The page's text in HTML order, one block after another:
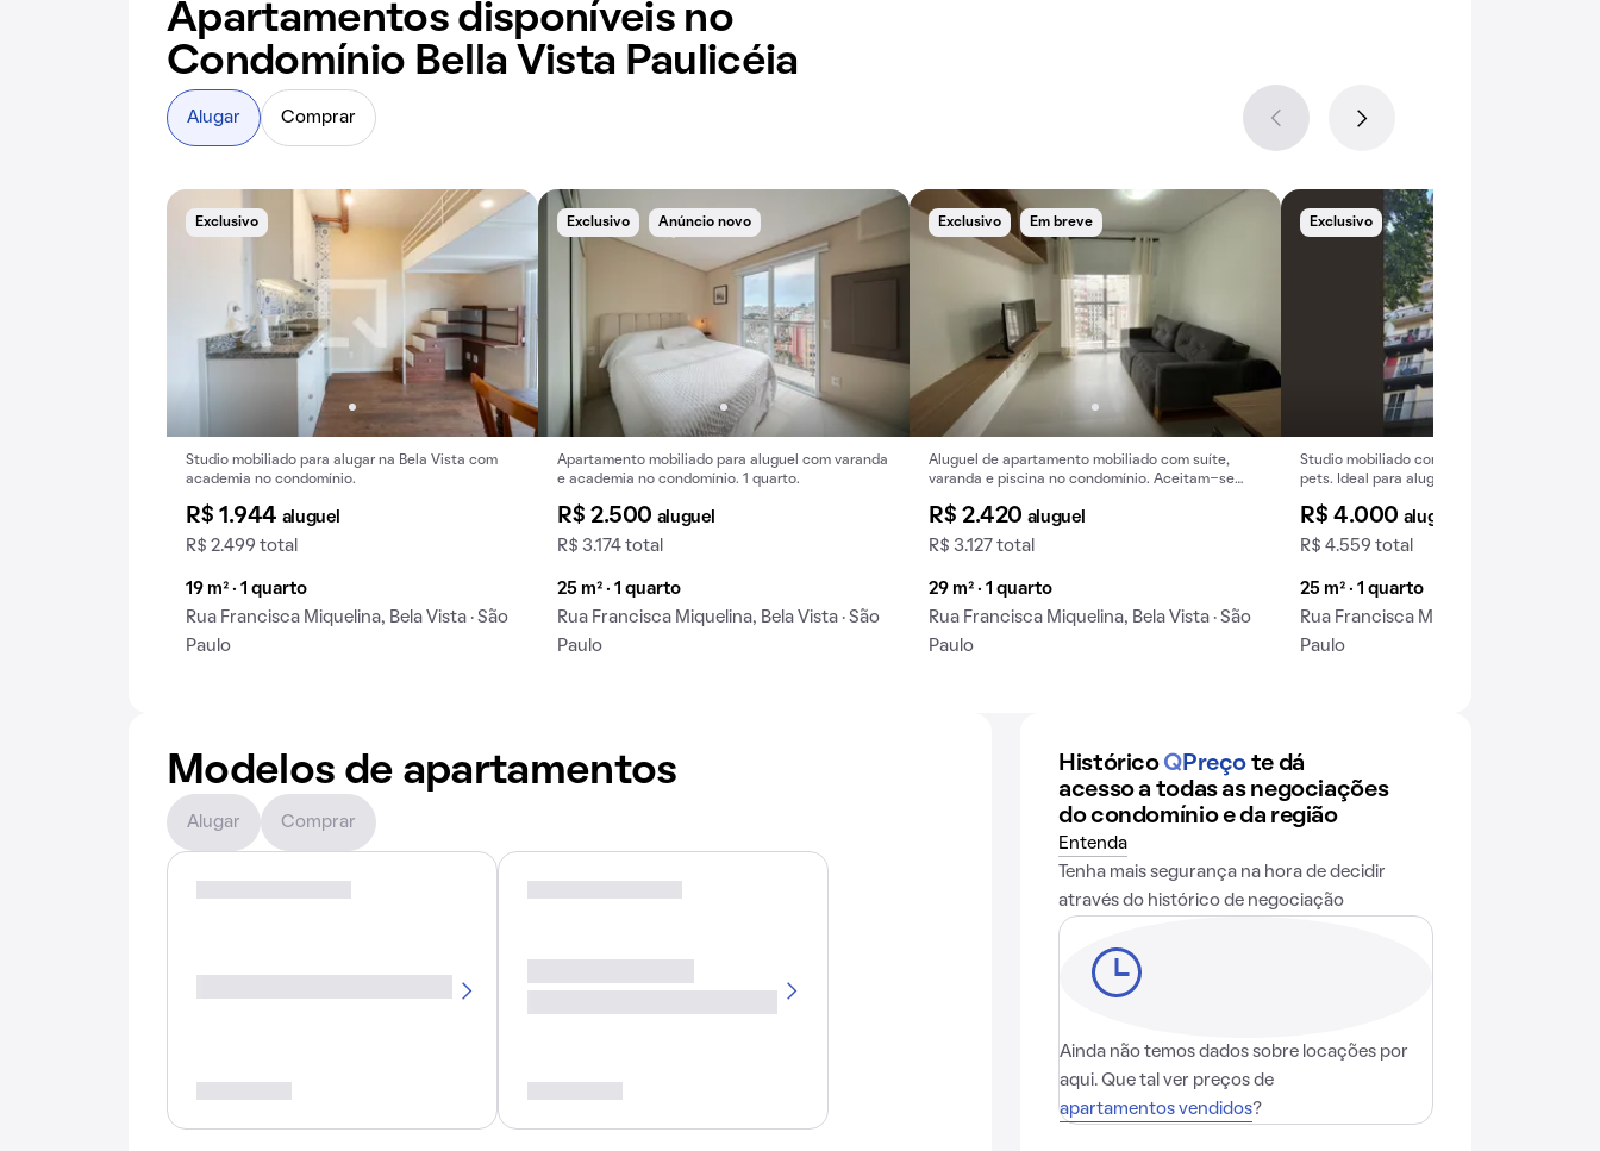
Apartamentos disponíveis no
Condomínio Bella Vista Paulicéia
Exclusivo
Studio mobiliado para alugar na Bela Vista com
academia no condomínio.
R$ 1.944 aluguel
R$ 2.499 total
19 m² · 1 quarto
Rua Francisca Miquelina, Bela Vista · São
Paulo
Exclusivo Anúncio novo
Apartamento mobiliado para aluguel com varanda
e academia no condomínio. 1 quarto.
R$ 2.500 aluguel
R$ 3.174 total
25 m² · 1 quarto
Rua Francisca Miquelina, Bela Vista · São
Paulo
Exclusivo Em breve
Aluguel de apartamento mobiliado com suíte,
varanda e piscina no condomínio. Aceitam-se
R$ 2.420 aluguel
R$ 3.127 total
29 m² · 1 quarto
Rua Francisca Miquelina, Bela Vista · São
Paulo
Exclusivo
Studio mobiliado com varanda, 1 quarto,
pets. Ideal para alugar.
R$ 4.000 aluguel
R$ 4.559 total
25 m² · 1 quarto
Rua Francisca Miquelina, Bela Vista ·
Paulo
Alugar Comprar
Modelos de apartamentos
Alugar Comprar
Histórico QPreço te dá
acesso a todas as negociações
do condomínio e da região
Entenda
Tenha mais segurança na hora de decidir
através do histórico de negociação
Ainda não temos dados sobre locações por
aqui. Que tal ver preços de
apartamentos vendidos?